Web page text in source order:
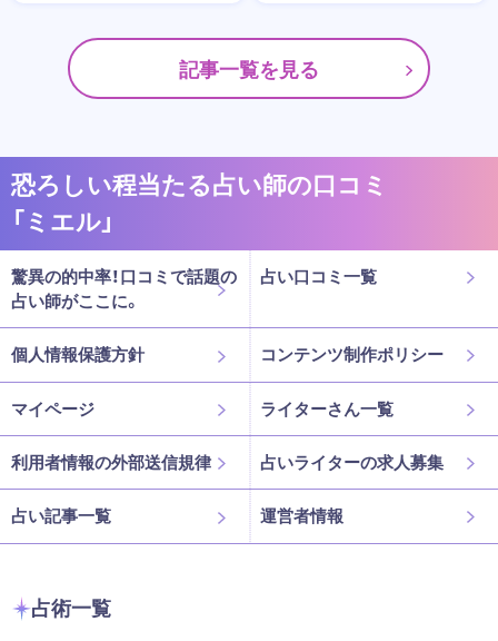
記事一覧を見る
恐ろしい程当たる占い師の口コミ
「ミエル」
驚異の的中率！口コミで話題の
占い師がここに。
占い口コミ一覧
個人情報保護方針 コンテンツ制作ポリシー
マイページ ライターさん一覧
利用者情報の外部送信規律 占いライターの求人募集
占い記事一覧 運営者情報
占術一覧